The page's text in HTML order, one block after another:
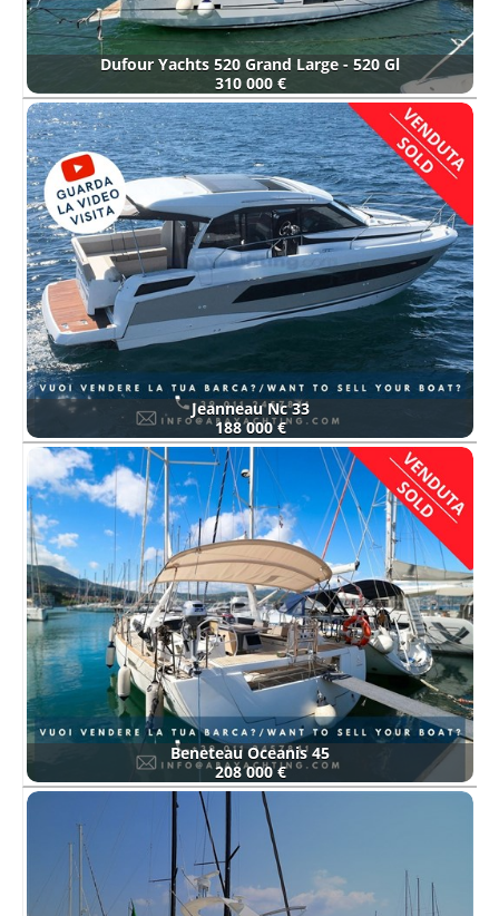
Dufour Yachts 520 Grand Large - 520 Gl
310 000 €
Jeanneau Nc 33
188 000 €
Beneteau Oceanis 45
208 000 €